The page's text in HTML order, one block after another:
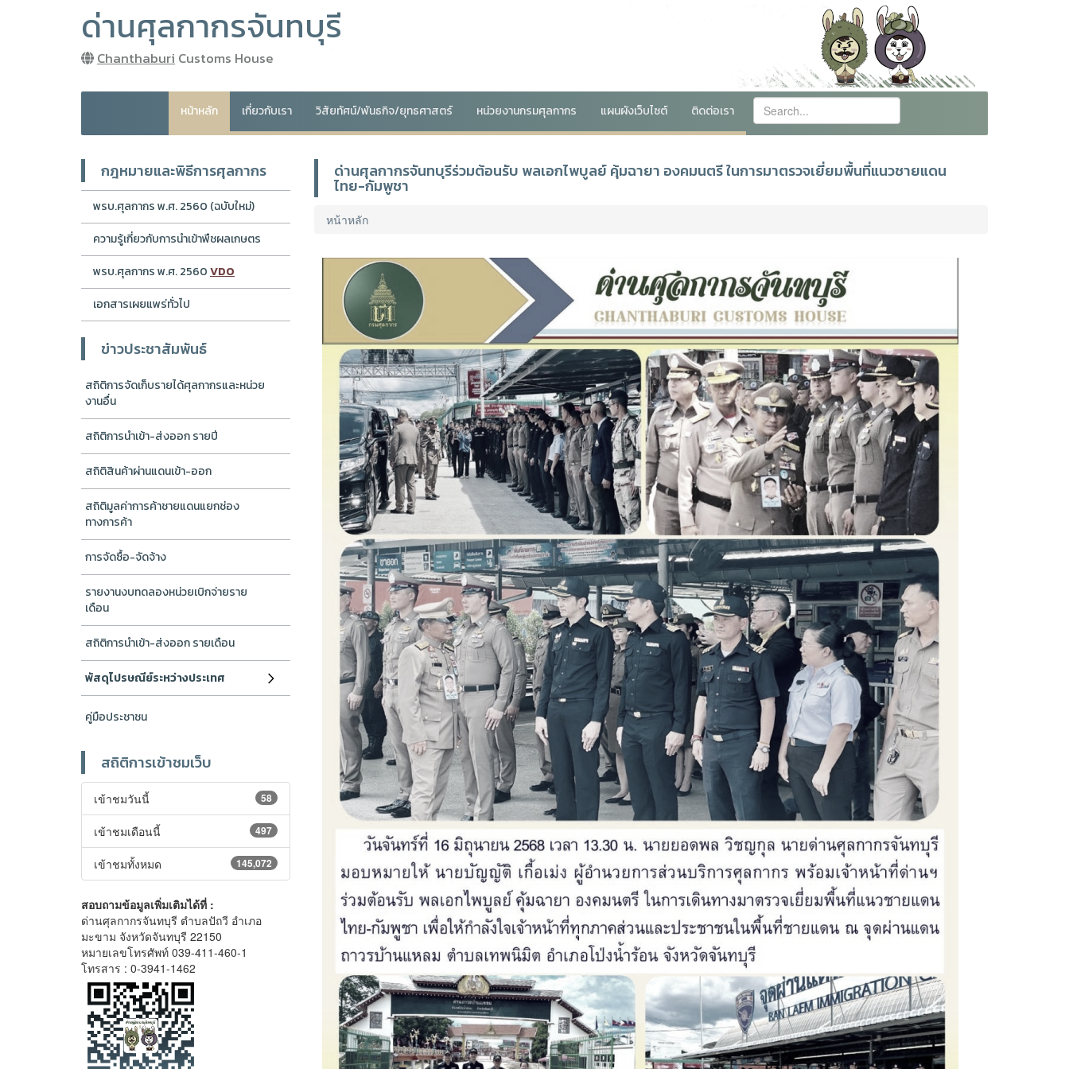
ด่านศุลกากรจันทบุรี
Chanthaburi Customs House
หน้าหลัก เกี่ยวกับเรา วิสัยทัศน์/พันธกิจ/ยุทธศาสตร์ หน่วยงานกรมศุลกากร แผนผังเว็บไซต์ ติดต่อเรา
กฎหมายและพิธีการศุลกากร
พรบ.ศุลกากร พ.ศ. 2560 (ฉบับใหม่)
ความรู้เกี่ยวกับการนำเข้าพืชผลเกษตร
พรบ.ศุลกากร พ.ศ. 2560VDO
เอกสารเผยแพร่ทั่วไป
ข่าวประชาสัมพันธ์
สถิติการจัดเก็บรายได้ศุลกากรและหน่วย
งานอื่น
สถิติการนำเข้า-ส่งออก รายปี
สถิติสินค้าผ่านแดนเข้า-ออก
สถิติมูลค่าการค้าชายแดนแยกช่อง
ทางการค้า
การจัดซื้อ-จัดจ้าง
รายงานงบทดลองหน่วยเบิกจ่ายราย
เดือน
สถิติการนำเข้า-ส่งออก รายเดือน
พัสดุไปรษณีย์ระหว่างประเทศ
คู่มือประชาชน
สถิติการเข้าชมเว็บ
58
เข้าชมวันนี้
497
เข้าชมเดือนนี้
145,072
เข้าชมทั้งหมด
สอบถามข้อมูลเพิ่มเติมได้ที่ :
ด่านศุลกากรจันทบุรี ตำบลปัถวี อำเภอ
มะขาม จังหวัดจันทบุรี 22150
หมายเลขโทรศัพท์ 039-411-460-1
โทรสาร : 0-3941-1462
ด่านศุลกากรจันทบุรีร่วมต้อนรับ พลเอกไพบูลย์ คุ้มฉายา องคมนตรี ในการมาตรวจเยี่ยมพื้นที่แนวชายแดน
ไทย-กัมพูชา
หน้าหลัก